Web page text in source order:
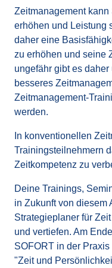
Zeitmanagement
erhöhen und Leistung
daher eine
zu erhöhen und seine
ungefähr gibt es
besseres
Zeitmanagement-
werden.
In konventionellen
Trainingsteilnehmern
Zeitkompetenz zu
Deine Trainings,
in Zukunft von diesem
Strategieplaner für
und vertiefen. Am
SOFORT in der
"Zeit und